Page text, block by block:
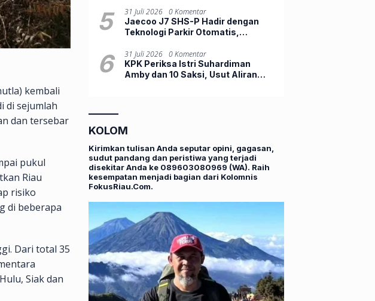
kembali
di sejumlah
dan tersebar
pukul
Riau
risiko
di beberapa
Dari total 35
Siak dan
5 31 Juli 2026
0 Komentar
Jaecoo J7 SHS-P Hadir dengan
Teknologi Parkir Otomatis,
Perdana Dunia
6 31 Juli 2026
0 Komentar
KPK Periksa Istri Suhardiman
Amby dan 10 Saksi, Usut Aliran
KOLOM
Kirimkan tulisan Anda seputar opini, gagasan,
sudut pandang dan peristiwa yang terjadi
disekitar Anda ke 089603080969 (WA). Raih
kesempatan menjadi bagian dari Kolomnis
FokusRiau.Com.